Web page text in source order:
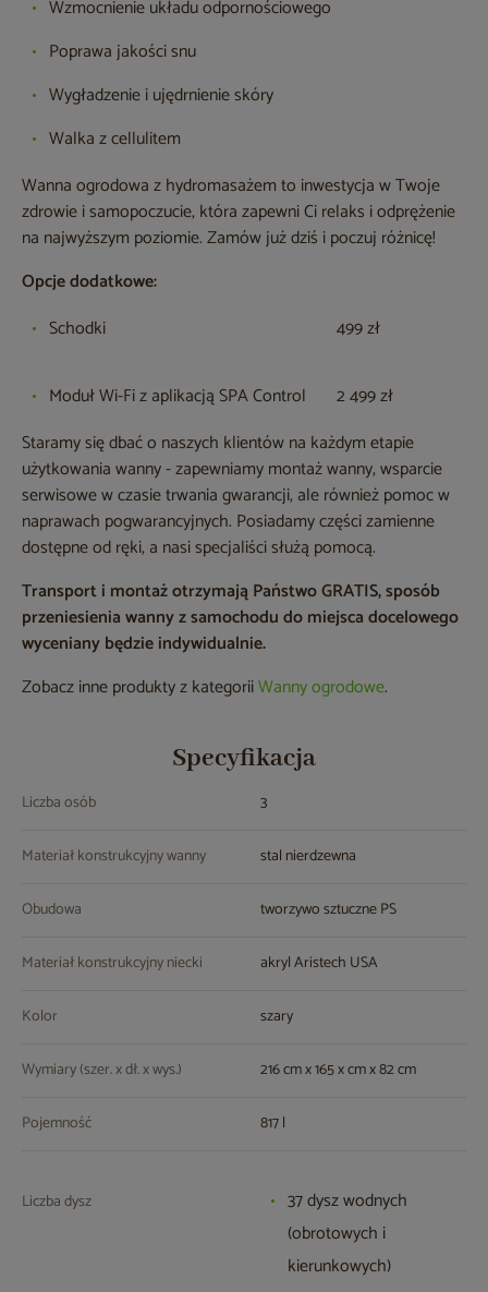
Wzmocnienie układu odpornościowego
Poprawa jakości snu
Wygładzenie i ujędrnienie skóry
Walka z cellulitem
Wanna ogrodowa z hydromasażem to inwestycja w Twoje
zdrowie i samopoczucie, która zapewni Ci relaks i odprężenie
na najwyższym poziomie. Zamów już dziś i poczuj różnicę!
Opcje dodatkowe:
Schodki
499 zł
Moduł Wi-Fi z aplikacją SPA Control 2 499 zł
Staramy się dbać o naszych klientów na każdym etapie
użytkowania wanny - zapewniamy montaż wanny, wsparcie
serwisowe w czasie trwania gwarancji, ale również pomoc w
naprawach pogwarancyjnych. Posiadamy części zamienne
dostępne od ręki, a nasi specjaliści służą pomocą.
Transport i montaż otrzymają Państwo GRATIS, sposób
przeniesienia wanny z samochodu do miejsca docelowego
wyceniany będzie indywidualnie.
Zobacz inne produkty z kategoriiWanny ogrodowe.
Specyfikacja
Liczba osób 3
Materiał konstrukcyjny wanny stal nierdzewna
Obudowa tworzywo sztuczne PS
Materiał konstrukcyjny niecki akryl Aristech USA
Kolor szary
Wymiary (szer. x dł. x wys.) 216 cm x 165 x cm x 82 cm
Pojemność 817 l
Liczba dysz
37 dysz wodnych
(obrotowych i
kierunkowych)